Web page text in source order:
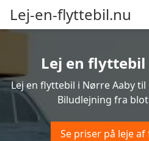
Lej-en-flyttebil.nu
Lej en
Lej en flyttebil i Nørre Aaby
Biludlejning fra blot
Se priser på leje